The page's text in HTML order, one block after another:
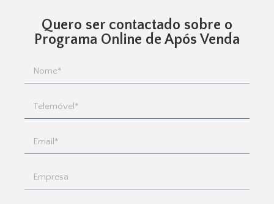
Quero ser contactado sobre o
Programa Online de Após Venda